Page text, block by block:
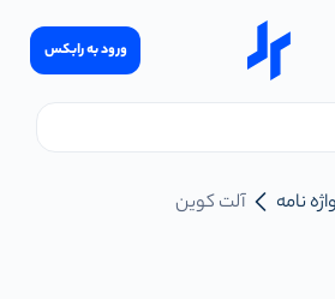
ورود به رابکس
واژه نامه آلت کوین